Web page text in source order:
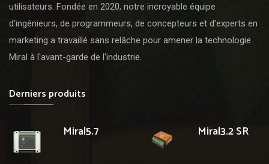
utilisateurs. Fondée en 2020, notre incroyable équipe
d'ingénieurs, de programmeurs, de concepteurs et d'experts en
marketing a travaillé sans relâche pour amener la technologie
Miral à l'avant-garde de l'industrie.
Derniers produits
Miral5.7 Miral3.2 SR